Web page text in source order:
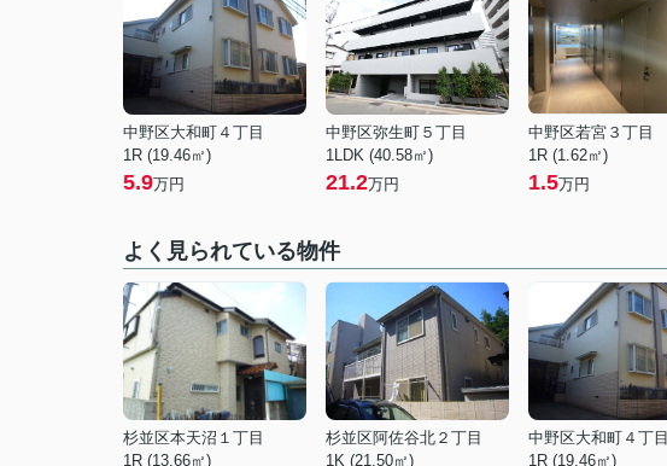
中野区大和町４丁目
1R (19.46㎡)
5.9万円
中野区弥生町５丁目
1LDK (40.58㎡)
21.2万円
中野区若宮３丁目
1R (1.62㎡)
1.5万円
よく見られている物件
杉並区本天沼１丁目
1R (13.66㎡)
杉並区阿佐谷北２丁目
1K (21.50㎡)
中野区大和町４丁目
1R (19.46㎡)